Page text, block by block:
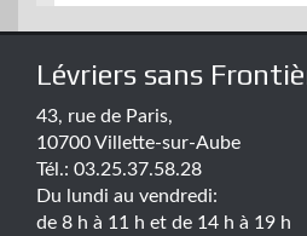
Lévriers sans
43, rue de Paris,
10700 Villette-sur-Aube
Tél.: 03.25.37.58.28
Du lundi au vendredi:
de 8 h à 11 h et de 14 h à 19 h